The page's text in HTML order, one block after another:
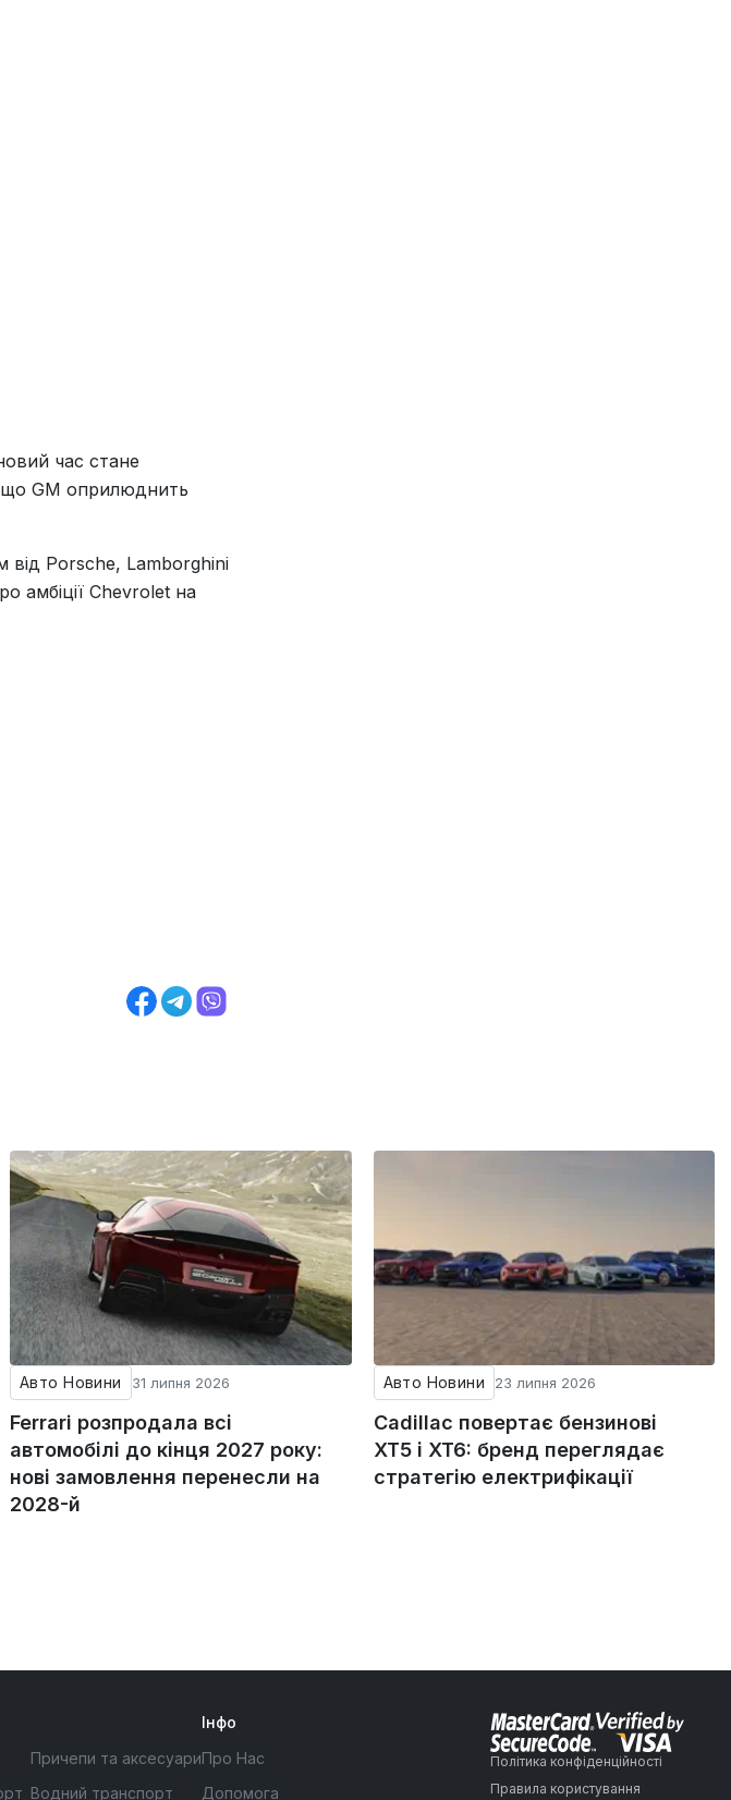
час стане
що GM оприлюднить
від Porsche, Lamborghini
амбіції Chevrolet на
Авто Новини 31 липня 2026
Ferrari розпродала всі
автомобілі до кінця 2027 року:
нові замовлення перенесли на
2028-й
Авто Новини 23 липня 2026
Cadillac повертає бензинові
XT5 і XT6: бренд переглядає
стратегію електрифікації
Причепи та аксесуари
Водний транспорт
Інфо
Про Нас
Допомога
Політика конфіденційності
Правила користування